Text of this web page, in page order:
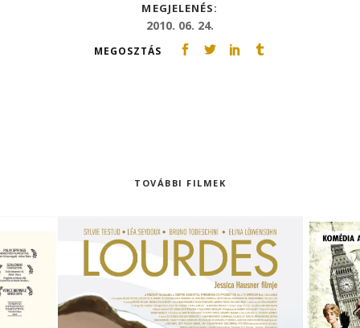
MEGJELENÉS:
2010. 06. 24.
MEGOSZTÁS
TOVÁBBI FILMEK